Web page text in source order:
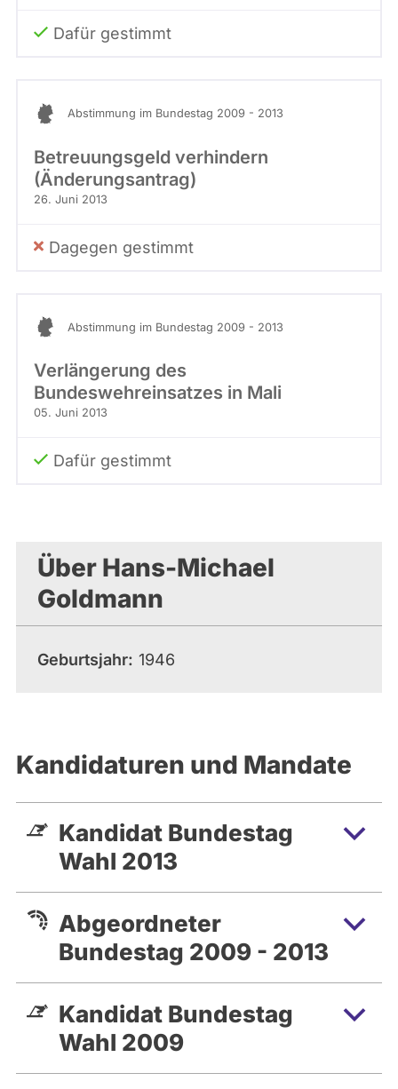
Dafür gestimmt
Abstimmung im Bundestag 2009 - 2013
Betreuungsgeld verhindern
(Änderungsantrag)
26. Juni 2013
Dagegen gestimmt
Abstimmung im Bundestag 2009 - 2013
Verlängerung des
Bundeswehreinsatzes in Mali
05. Juni 2013
Dafür gestimmt
Über Hans-Michael
Goldmann
Geburtsjahr 1946
Kandidaturen und Mandate
Kandidat Bundestag
Wahl 2013
Abgeordneter
Bundestag 2009 - 2013
Kandidat Bundestag
Wahl 2009